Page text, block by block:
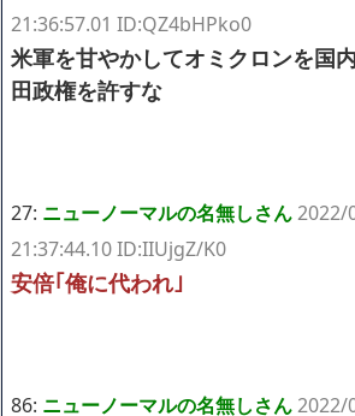
21:36:57.01 ID:QZ4bHPko0
米軍を甘やかしてオミクロンを国
田政権を許すな
27: ニューノーマルの名無しさん2022/
21:37:44.10 ID:IIUjgZ/K0
安倍｢俺に代われ｣
86: ニューノーマルの名無しさん2022/